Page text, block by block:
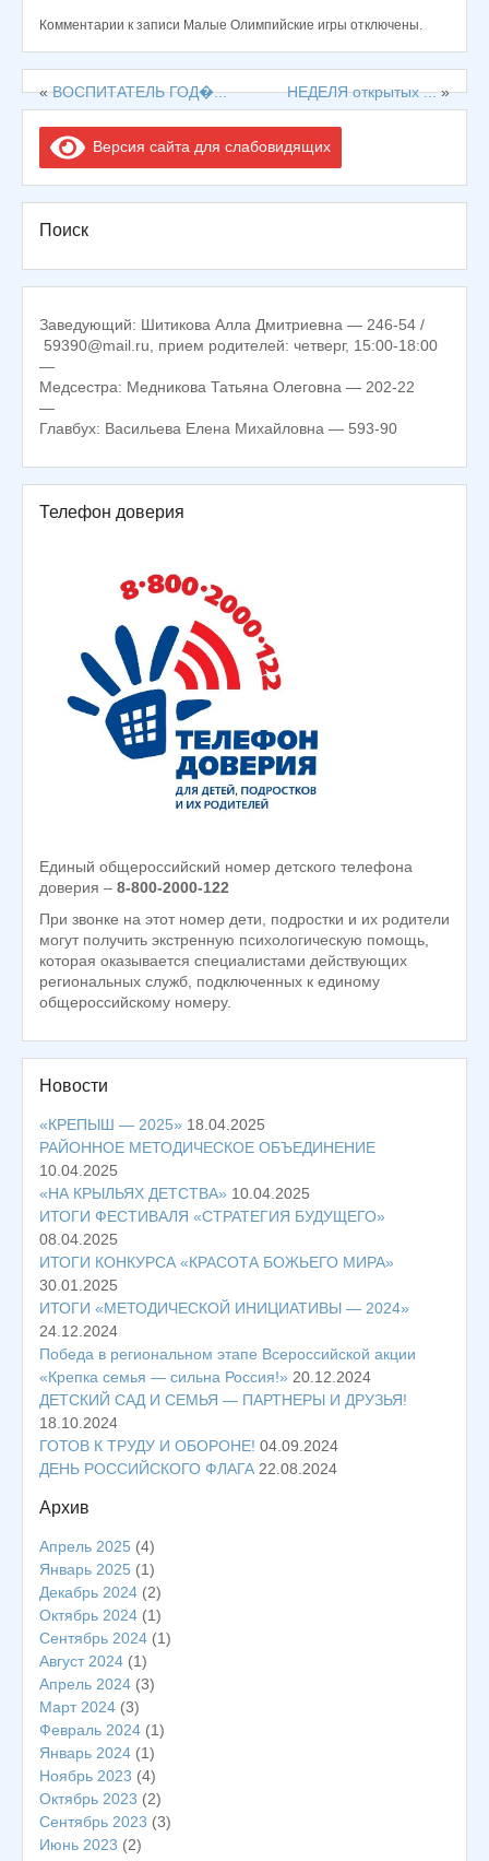
Комментарии к записи Малые Олимпийские игры отключены.
«ВОСПИТАТЕЛЬ ГОД�... НЕДЕЛЯ открытых ...»
Версия сайта для слабовидящих
Поиск
Заведующий: Шитикова Алла Дмитриевна — 246-54 /
59390@mail.ru, прием родителей: четверг, 15:00-18:00
—
Медсестра: Медникова Татьяна Олеговна — 202-22
—
Главбух: Васильева Елена Михайловна — 593-90
Телефон доверия
Единый общероссийский номер детского телефона
доверия – 8-800-2000-122
При звонке на этот номер дети, подростки и их родители
могут получить экстренную психологическую помощь,
которая оказывается специалистами действующих
региональных служб, подключенных к единому
общероссийскому номеру.
Новости
«КРЕПЫШ — 2025» 18.04.2025
РАЙОННОЕ МЕТОДИЧЕСКОЕ ОБЪЕДИНЕНИЕ
10.04.2025
«НА КРЫЛЬЯХ ДЕТСТВА» 10.04.2025
ИТОГИ ФЕСТИВАЛЯ «СТРАТЕГИЯ БУДУЩЕГО»
08.04.2025
ИТОГИ КОНКУРСА «КРАСОТА БОЖЬЕГО МИРА»
30.01.2025
ИТОГИ «МЕТОДИЧЕСКОЙ ИНИЦИАТИВЫ — 2024»
24.12.2024
Победа в региональном этапе Всероссийской акции
«Крепка семья — сильна Россия!» 20.12.2024
ДЕТСКИЙ САД И СЕМЬЯ — ПАРТНЕРЫ И ДРУЗЬЯ!
18.10.2024
ГОТОВ К ТРУДУ И ОБОРОНЕ! 04.09.2024
ДЕНЬ РОССИЙСКОГО ФЛАГА 22.08.2024
Архив
Апрель 2025 (4)
Январь 2025 (1)
Декабрь 2024 (2)
Октябрь 2024 (1)
Сентябрь 2024 (1)
Август 2024 (1)
Апрель 2024 (3)
Март 2024 (3)
Февраль 2024 (1)
Январь 2024 (1)
Ноябрь 2023 (4)
Октябрь 2023 (2)
Сентябрь 2023 (3)
Июнь 2023 (2)